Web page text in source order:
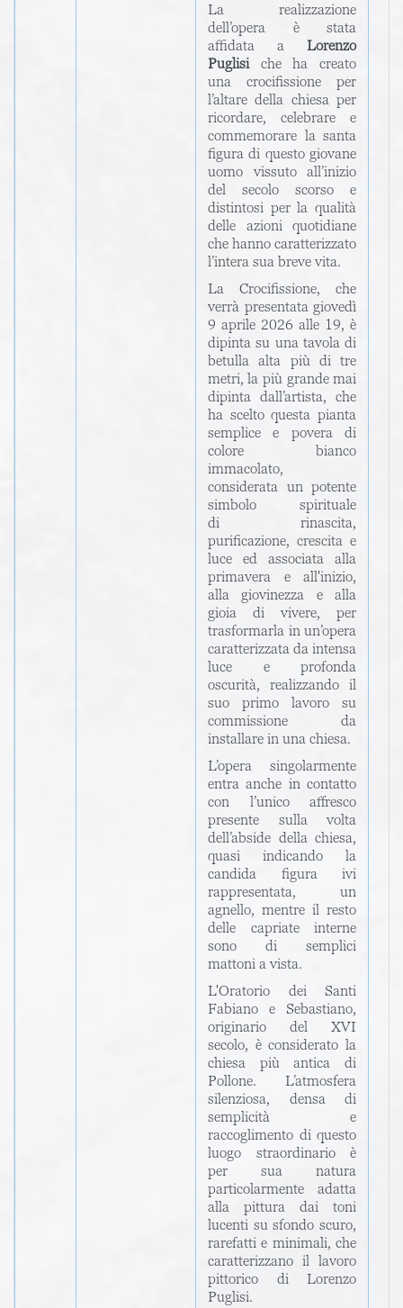
La realizzazione
dell’opera è stata
affidata aLorenzo
Puglisi che ha creato
una crocifissione per
l’altare della chiesa per
ricordare, celebrare e
commemorare la santa
figura di questo giovane
uomo vissuto all’inizio
del secolo scorso e
distintosi per la qualità
delle azioni quotidiane
che hanno caratterizzato
l’intera sua breve vita.
La Crocifissione, che
verrà presentata giovedì
9 aprile 2026 alle 19, è
dipinta su una tavola di
betulla alta più di tre
metri, la più grande mai
dipinta dall’artista, che
ha scelto questa pianta
semplice e povera di
colore bianco
immacolato,
considerata un potente
simbolo spirituale
di rinascita,
purificazione, crescita e
luce ed associata alla
primavera e all'inizio,
alla giovinezza e alla
gioia di vivere, per
trasformarla in un’opera
caratterizzata da intensa
luce e profonda
oscurità, realizzando il
suo primo lavoro su
commissione da
installare in una chiesa.
L’opera singolarmente
entra anche in contatto
con l’unico affresco
presente sulla volta
dell’abside della chiesa,
quasi indicando la
candida figura ivi
rappresentata, un
agnello, mentre il resto
delle capriate interne
sono di semplici
mattoni a vista.
L'Oratorio dei Santi
Fabiano e Sebastiano,
originario del XVI
secolo, è considerato la
chiesa più antica di
Pollone. L’atmosfera
silenziosa, densa di
semplicità e
raccoglimento di questo
luogo straordinario è
per sua natura
particolarmente adatta
alla pittura dai toni
lucenti su sfondo scuro,
rarefatti e minimali, che
caratterizzano il lavoro
pittorico di Lorenzo
Puglisi.